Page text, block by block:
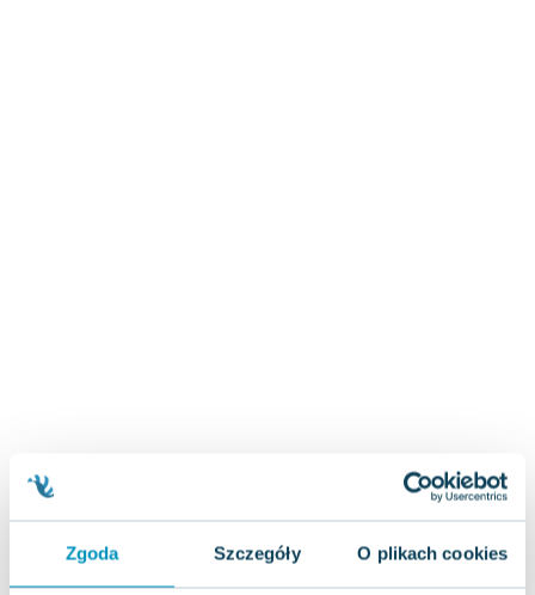
Zgoda Szczegóły O plikach cookies
Piotr Semka
Jarosław Iwaszkiewicz
Joseph Murphy
Jan Sztaudynger